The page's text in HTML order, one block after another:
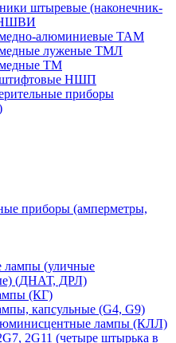
штыревые (наконечник-
НШВИ
алюминиевые ТАМ
луженые ТМЛ
ТМ
штифтовые НШП
приборы
приборы (амперметры,
лампы (уличные
(ДНАТ, ДРЛ)
(КГ)
капсульные (G4, G9)
лампы (КЛЛ)
2G11 (четыре штырька в